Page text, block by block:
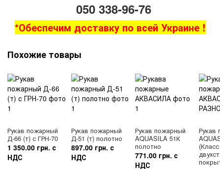
050 338-96-76
*Обеспечим доставку по всей Украине !
Похожие товары
Рукав пожарный
Д-66 (т) с ГРН-70
1 350.00 грн. с
НДС
Рукав пожарный
Д-51 (т) полотно
897.00 грн. с
НДС
Рукав пожарный
AQUASILA 51К
полотно
771.00 грн. с
НДС
Рукав